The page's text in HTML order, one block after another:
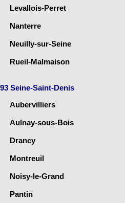
Levallois-Perret
Nanterre
Neuilly-sur-Seine
Rueil-Malmaison
93 Seine-Saint-Denis
Aubervilliers
Aulnay-sous-Bois
Drancy
Montreuil
Noisy-le-Grand
Pantin